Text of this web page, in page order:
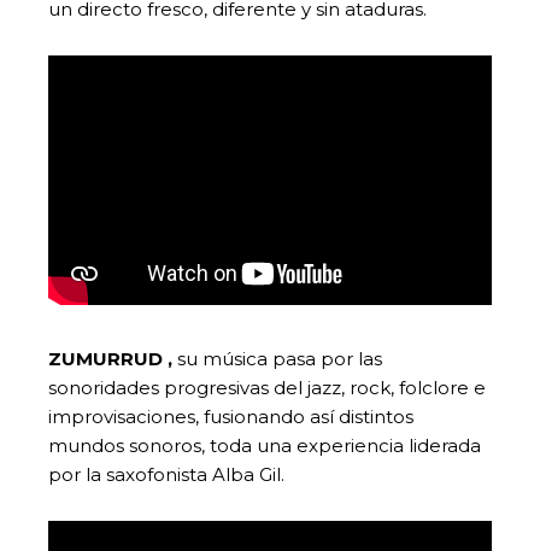
un directo fresco, diferente y sin ataduras.
ZUMURRUD , su música pasa por las
sonoridades progresivas del jazz, rock, folclore e
improvisaciones, fusionando así distintos
mundos sonoros, toda una experiencia liderada
por la saxofonista Alba Gil.